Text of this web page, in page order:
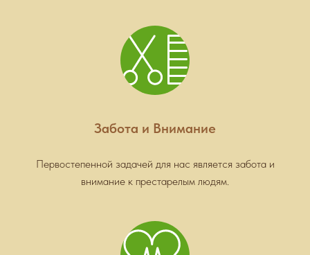
Забота и Внимание
Первостепенной задачей для нас является забота и
внимание к престарелым людям.